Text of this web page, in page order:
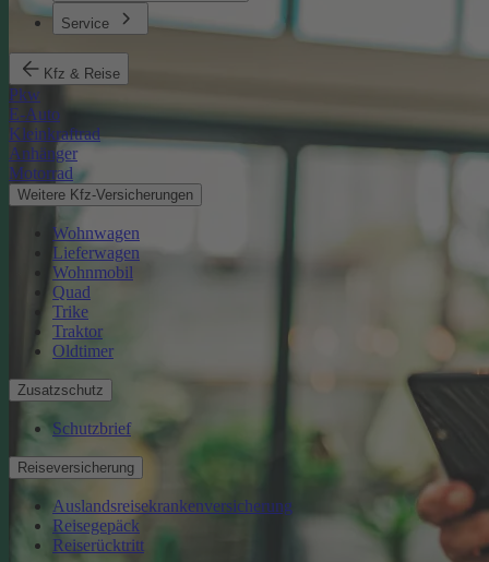
Service
Kfz & Reise
Pkw
E-Auto
Kleinkraftrad
Anhänger
Motorrad
Weitere Kfz-Versicherungen
Wohnwagen
Lieferwagen
Wohnmobil
Quad
Trike
Traktor
Oldtimer
Zusatzschutz
Schutzbrief
Reiseversicherung
Auslandsreisekrankenversicherung
Reisegepäck
Reiserücktritt